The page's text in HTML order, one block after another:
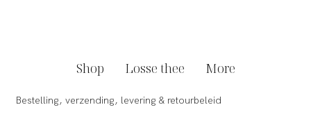
Shop Losse thee More
Bestelling, verzending, levering & retourbeleid